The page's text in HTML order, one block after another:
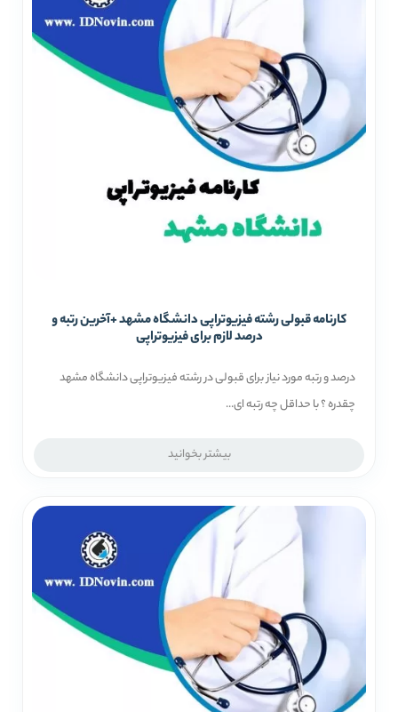
کارنامه قبولی رشته فیزیوتراپی دانشگاه مشهد +آخرین رتبه و
درصد لازم برای فیزیوتراپی
درصد و رتبه مورد نیاز برای قبولی در رشته فیزیوتراپی دانشگاه مشهد
چقدره ؟ با حداقل چه رتبه ای...
بیشتر بخوانید